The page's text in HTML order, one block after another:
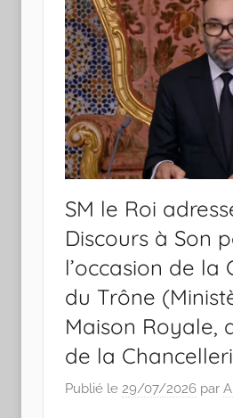
SM le Roi
Discours à Son
l’occasion de la
du Trône
Maison Royale,
de la
Publié le 29/07/2026 par